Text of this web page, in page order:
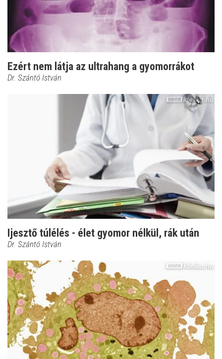
Ezért nem látja az ultrahang a gyomorrákot
Dr. Szántó István
Ijesztő túlélés - élet gyomor nélkül, rák után
Dr. Szántó István